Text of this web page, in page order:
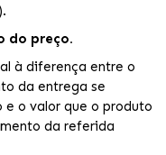
do preço.
à diferença entre o
da entrega se
o valor que o produto
da referida